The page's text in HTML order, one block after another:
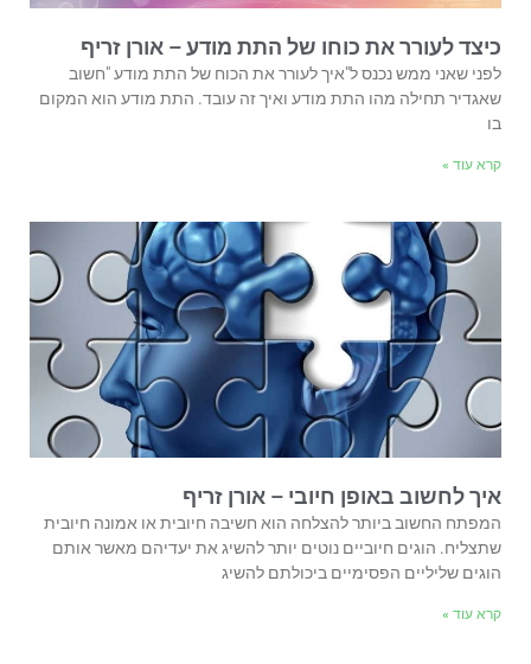
כיצד לעורר את כוחו של התת מודע – אורן זריף
לפני שאני ממש נכנס ל"איך לעורר את הכוח של התת מודע "חשוב
שאגדיר תחילה מהו התת מודע ואיך זה עובד. התת מודע הוא המקום
בו
קרא עוד »
איך לחשוב באופן חיובי – אורן זריף
המפתח החשוב ביותר להצלחה הוא חשיבה חיובית או אמונה חיובית
שתצליח. הוגים חיוביים נוטים יותר להשיג את יעדיהם מאשר אותם
הוגים שליליים הפסימיים ביכולתם להשיג
קרא עוד »